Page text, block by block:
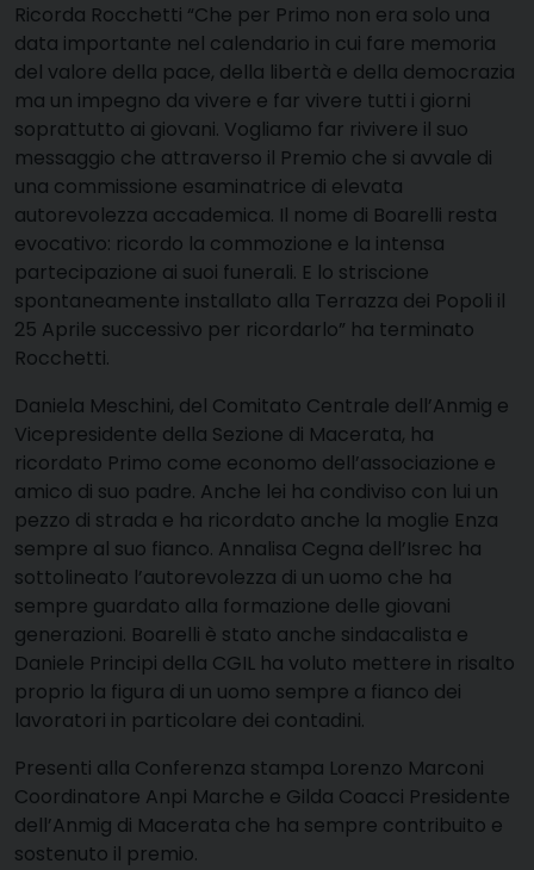
Ricorda Rocchetti “Che per Primo non era solo una
data importante nel calendario in cui fare memoria
del valore della pace, della libertà e della democrazia
ma un impegno da vivere e far vivere tutti i giorni
soprattutto ai giovani. Vogliamo far rivivere il suo
messaggio che attraverso il Premio che si avvale di
una commissione esaminatrice di elevata
autorevolezza accademica. Il nome di Boarelli resta
evocativo: ricordo la commozione e la intensa
partecipazione ai suoi funerali. E lo striscione
spontaneamente installato alla Terrazza dei Popoli il
25 Aprile successivo per ricordarlo” ha terminato
Rocchetti.
Daniela Meschini, del Comitato Centrale dell’Anmig e
Vicepresidente della Sezione di Macerata, ha
ricordato Primo come economo dell’associazione e
amico di suo padre. Anche lei ha condiviso con lui un
pezzo di strada e ha ricordato anche la moglie Enza
sempre al suo fianco. Annalisa Cegna dell’Isrec ha
sottolineato l’autorevolezza di un uomo che ha
sempre guardato alla formazione delle giovani
generazioni. Boarelli è stato anche sindacalista e
Daniele Principi della CGIL ha voluto mettere in risalto
proprio la figura di un uomo sempre a fianco dei
lavoratori in particolare dei contadini.
Presenti alla Conferenza stampa Lorenzo Marconi
Coordinatore Anpi Marche e Gilda Coacci Presidente
dell’Anmig di Macerata che ha sempre contribuito e
sostenuto il premio.